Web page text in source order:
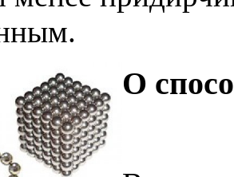
О